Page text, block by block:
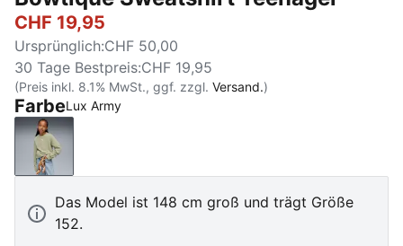
CHF 19,95
Ursprünglich:CHF 50,00
30 Tage Bestpreis:CHF 19,95
(Preis inkl. 8.1% MwSt., ggf. zzgl. Versand.)
FarbeLux Army
Lux Army
Das Model ist 148 cm groß und trägt Größe
152.